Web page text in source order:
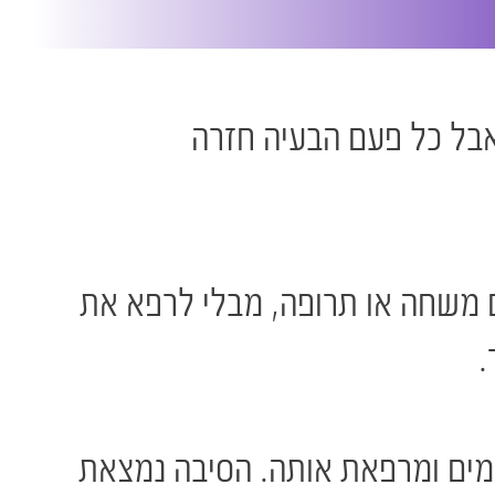
כל פעם הבעיה חזרה
משחה או תרופה, מבלי לרפא את
ומרפאת אותה. הסיבה נמצאת